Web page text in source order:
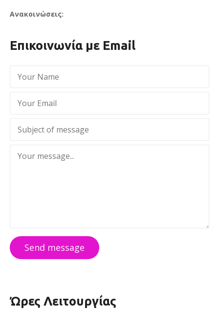
Ανακοινώσεις:
Επικοινωνία με Email
Send message
Ώρες Λειτουργίας